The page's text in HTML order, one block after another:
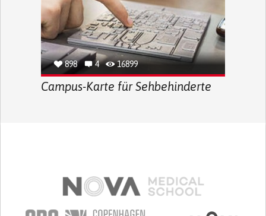
898 4 16899
Campus-Karte für Sehbehinderte